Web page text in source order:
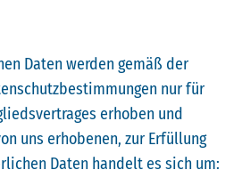
Daten werden gemäß der
nur für
erhoben und
uns erhobenen, zur Erfüllung
Daten handelt es sich um: